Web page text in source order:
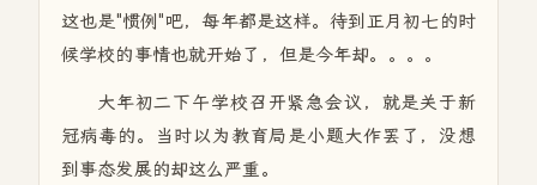
这也是"惯例"吧，每年都是这样。待到正月初七的时
候学校的事情也就开始了，但是今年却。。。。
大年初二下午学校召开紧急会议，就是关于新
冠病毒的。当时以为教育局是小题大作罢了，没想
到事态发展的却这么严重。